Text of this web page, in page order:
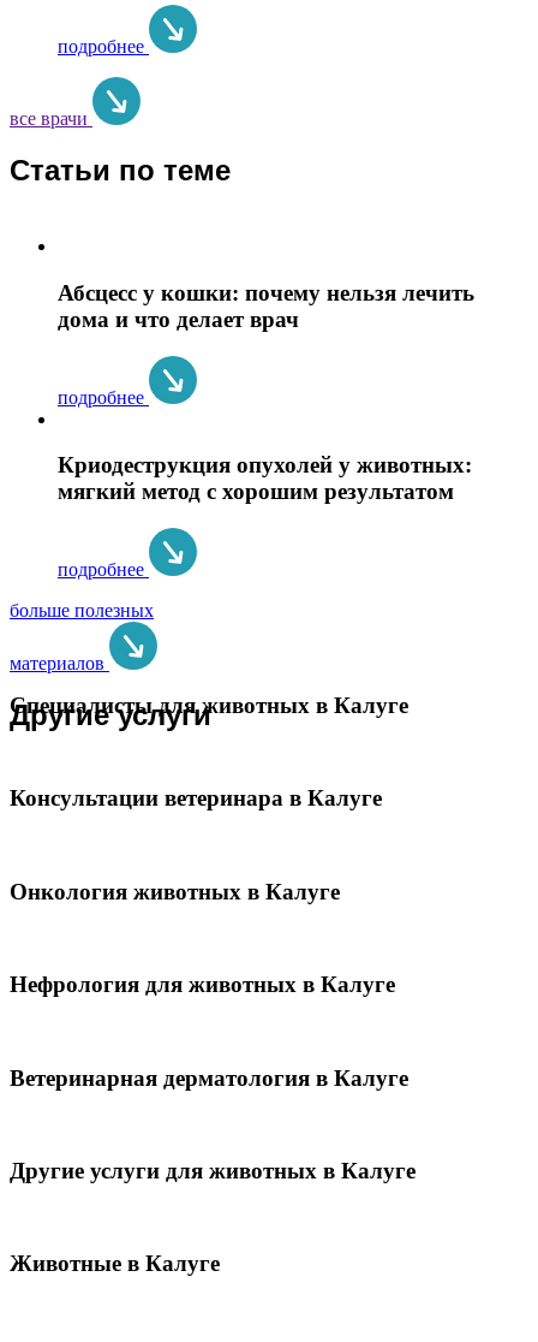
подробнее
все врачи
Статьи по теме
Абсцесс у кошки: почему нельзя лечить
дома и что делает врач
подробнее
Криодеструкция опухолей у животных:
мягкий метод с хорошим результатом
подробнее
больше полезных
материалов
Другие услуги
Специалисты для животных в Калуге
Консультации ветеринара в Калуге
Онкология животных в Калуге
Нефрология для животных в Калуге
Ветеринарная дерматология в Калуге
Другие услуги для животных в Калуге
Животные в Калуге